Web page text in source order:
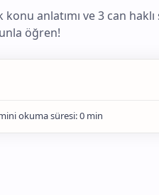
konu anlatımı ve 3 can
öğren!